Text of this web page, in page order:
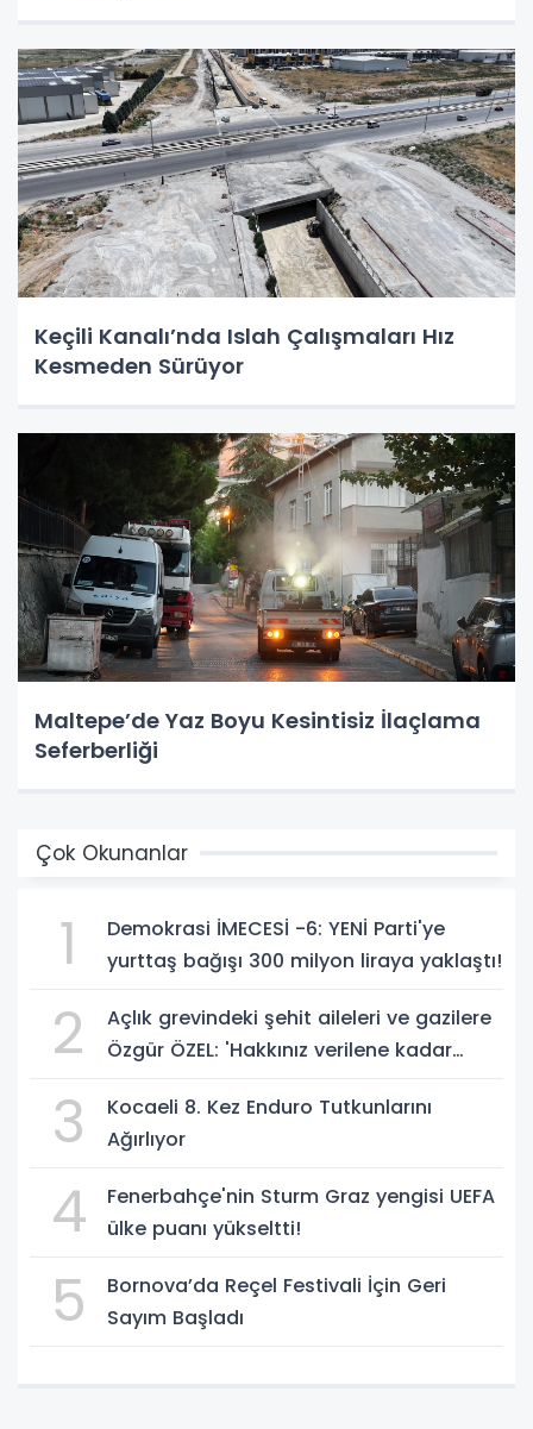
Keçili Kanalı’nda Islah Çalışmaları Hız
Kesmeden Sürüyor
Maltepe’de Yaz Boyu Kesintisiz İlaçlama
Seferberliği
Çok Okunanlar
1
Demokrasi İMECESİ -6: YENİ Parti'ye
yurttaş bağışı 300 milyon liraya yaklaştı!
2
Açlık grevindeki şehit aileleri ve gazilere
Özgür ÖZEL: 'Hakkınız verilene kadar
3
Kocaeli 8. Kez Enduro Tutkunlarını
Ağırlıyor
4
Fenerbahçe'nin Sturm Graz yengisi UEFA
ülke puanı yükseltti!
5
Bornova’da Reçel Festivali İçin Geri
Sayım Başladı